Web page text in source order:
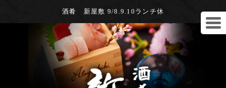
酒肴 新屋敷 9/8.9.10ランチ休